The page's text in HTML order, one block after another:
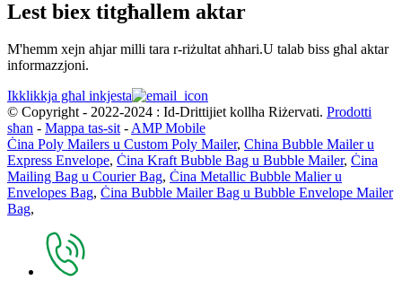
Lest biex titgħallem aktar
M'hemm xejn aħjar milli tara r-riżultat aħħari.U talab biss għal aktar
informazzjoni.
Ikklikkja għal inkjesta
© Copyright - 2022-2024 : Id-Drittijiet kollha Riżervati. Prodotti
sħan - Mappa tas-sit-AMP Mobile
Ċina Poly Mailers u Custom Poly Mailer, China Bubble Mailer u
Express Envelope, Ċina Kraft Bubble Bag u Bubble Mailer, Ċina
Mailing Bag u Courier Bag, Ċina Metallic Bubble Malier u
Envelopes Bag, Ċina Bubble Mailer Bag u Bubble Envelope Mailer
Bag,